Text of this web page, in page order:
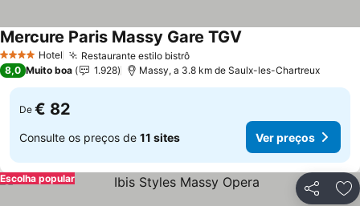
4 EstrelasHotel Restaurante estilo bistrôVer preços
Mercure Paris Massy Gare TGV
8,0 Muito boa 1.928 Massy, a 3.8 km de Saulx-les-Chartreux
De € 82
Consulte os preços de 11 sites Ver preços
Partilhar
Escolha popular